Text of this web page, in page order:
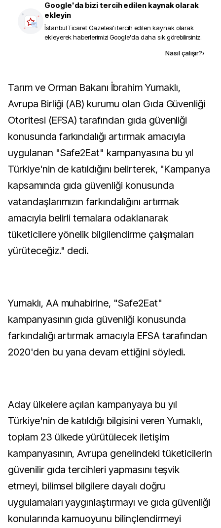
Google'da bizi tercih edilen kaynak olarak
ekleyin
İstanbul Ticaret Gazetesi'i tercih edilen kaynak olarak
ekleyerek haberlerimizi Google'da daha sık görebilirsiniz.
Nasıl çalışır?›
Tarım ve Orman Bakanı İbrahim Yumaklı,
Avrupa Birliği (AB) kurumu olan Gıda Güvenliği
Otoritesi (EFSA) tarafından gıda güvenliği
konusunda farkındalığı artırmak amacıyla
uygulanan "Safe2Eat" kampanyasına bu yıl
Türkiye'nin de katıldığını belirterek, "Kampanya
kapsamında gıda güvenliği konusunda
vatandaşlarımızın farkındalığını artırmak
amacıyla belirli temalara odaklanarak
tüketicilere yönelik bilgilendirme çalışmaları
yürüteceğiz." dedi.
Yumaklı, AA muhabirine, "Safe2Eat"
kampanyasının gıda güvenliği konusunda
farkındalığı artırmak amacıyla EFSA tarafından
2020'den bu yana devam ettiğini söyledi.
Aday ülkelere açılan kampanyaya bu yıl
Türkiye'nin de katıldığı bilgisini veren Yumaklı,
toplam 23 ülkede yürütülecek iletişim
kampanyasının, Avrupa genelindeki tüketicilerin
güvenilir gıda tercihleri yapmasını teşvik
etmeyi, bilimsel bilgilere dayalı doğru
uygulamaları yaygınlaştırmayı ve gıda güvenliği
konularında kamuoyunu bilinçlendirmeyi